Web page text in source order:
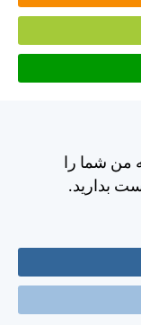
من شما را
بداريد.